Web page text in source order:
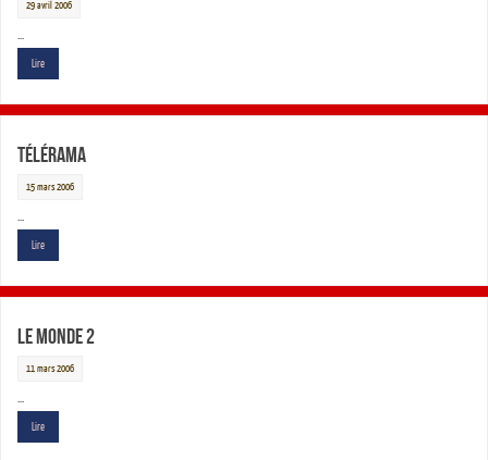
29 avril 2006
…
Lire
Télérama
15 mars 2006
…
Lire
Le Monde 2
11 mars 2006
…
Lire